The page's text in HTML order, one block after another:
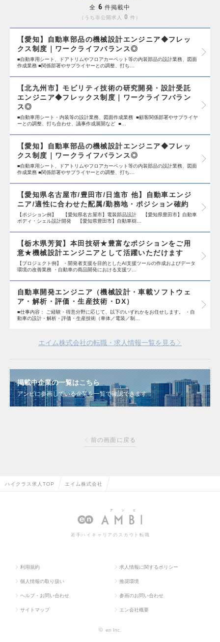
全 6 件掲載中
うち非公開求人 0 件
【愛知】自動車部品の機械設計エンジニア◆フレッ
クス制度｜ワークライフバランス◎
■自動車用シート、ドアトリムやフロアカーペット等の内装部品の設計業務、図面
作成業務 ■関係部署やサプライヤーとの調整、打ち…
【北九州市】モビリティ技術の研究開発・設計受託
エンジニア◆フレックス制度｜ワークライフバラン
ス◎
■自動車用シート・内装等の設計業務、図面作成業務 ■顧客関係部署やサプライヤ
ーとの調整、打ち合わせ、議事作成展開など ■…
【愛知】自動車部品の機械設計エンジニア◆フレッ
クス制度｜ワークライフバランス◎
■自動車用シート、ドアトリムやフロアカーペット等の内装部品の設計業務、図面
作成業務 ■関係部署やサプライヤーとの調整、打ち…
【愛知県名古屋市/豊田市/日進市 他】自動車エンジ
ニア/適性に合わせた配属/勤務地・ポジション確約
【ポジション例】 【愛知県名古屋市】電装部品設計 【愛知県豊田市】自動車
ボディ・シェル設計開発 【愛知県豊田市】自動車樹…
【栃木県芳賀】本田技研★豊富なポジションをご用
意★機械設計エンジニアとして活躍いただけます
【プロジェクト例】 ・開発者支援を目的としたAI支援ツールの作成およびデータ
環境の改善業務 ・自動車の商品開発における支援ツ…
自動車開発エンジニア（機械設計・車載ソフトウェ
ア・解析・評価・生産技術・DX）
■仕事内容： ご経験・得意分野に応じて、以下のいずれかをお任せします。 ・自
動車の設計・解析・評価・生産技術（車体／電装／制…
エイム株式会社の転職・求人情報一覧を見る
掲載中企業の一覧はこちら
アンビに参画している企業を一覧で確認できます
前の画面に戻る
ハイクラス求人TOP エイム株式会社
若手ハイキャリアのスカウト転職
利用規約 求人情報に関するポリシー
個人情報の取り扱い 推奨環境
ヘルプ・お問い合わせ 参画のお問い合わせ
サイトマップ エン会社概要
© en Inc.